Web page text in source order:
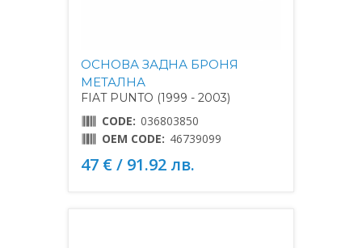
ОСНОВА ЗАДНА БРОНЯ
МЕТАЛНА
FIAT PUNTO (1999 - 2003)
CODE: 036803850
OEM CODE: 46739099
47 € / 91.92 лв.